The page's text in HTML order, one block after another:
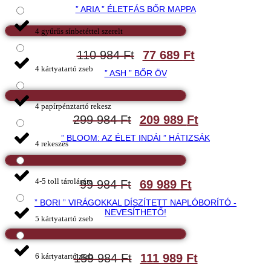
4 gyűrűs sínbetéttel szerelt
4 kártyatartó zseb
4 papírpénztartó rekesz
4 rekeszes
4-5 toll tárolására
5 kártyatartó zseb
6 kártyatartó zseb
” ARIA ” ÉLETFÁS BŐR MAPPA
110 984Ft 77 689 Ft
” ASH ” BŐR ÖV
299 984Ft 209 989 Ft
” BLOOM: AZ ÉLET INDÁI ” HÁTIZSÁK
99 984Ft 69 989 Ft
” BORI ” VIRÁGOKKAL DÍSZÍTETT NAPLÓBORÍTÓ -
NEVESÍTHETŐ!
159 984Ft 111 989 Ft